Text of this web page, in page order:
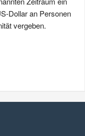
Dollar an Personen
vergeben.